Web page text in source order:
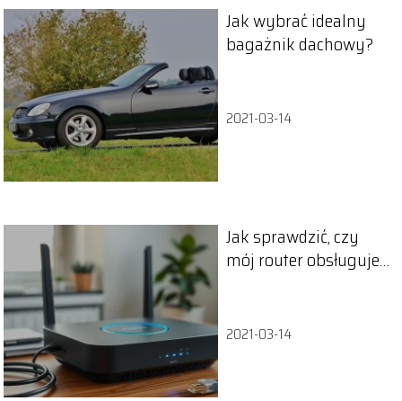
Jak wybrać idealny
bagażnik dachowy?
2021-03-14
Jak sprawdzić, czy
mój router obsługuje
2021-03-14